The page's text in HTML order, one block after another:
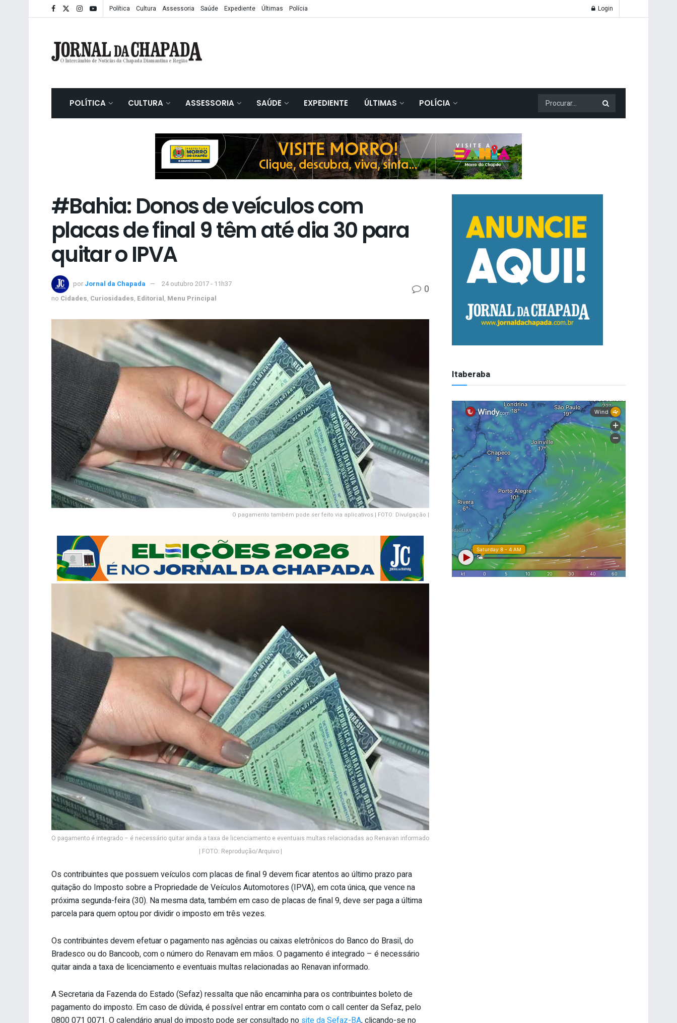
Política Cultura Assessoria Saúde Expediente Últimas Polícia Login
POLÍTICA CULTURA ASSESSORIA SAÚDE EXPEDIENTE ÚLTIMAS POLÍCIA
#Bahia: Donos de veículos com
placas de final 9 têm até dia 30 para
quitar o IPVA
por Jornal da Chapada
24 outubro 2017 - 11h37
no Cidades, Curiosidades, Editorial, Menu Principal
0
O pagamento também pode ser feito via aplicativos | FOTO: Divulgação |
O pagamento é integrado – é necessário quitar ainda a taxa de licenciamento e eventuais multas relacionadas ao Renavan informado
| FOTO: Reprodução/Arquivo |
Os contribuintes que possuem veículos com placas de final 9 devem ficar atentos ao último prazo para
quitação do Imposto sobre a Propriedade de Veículos Automotores (IPVA), em cota única, que vence na
próxima segunda-feira (30). Na mesma data, também em caso de placas de final 9, deve ser paga a última
parcela para quem optou por dividir o imposto em três vezes.
Os contribuintes devem efetuar o pagamento nas agências ou caixas eletrônicos do Banco do Brasil, do
Bradesco ou do Bancoob, com o número do Renavam em mãos. O pagamento é integrado – é necessário
quitar ainda a taxa de licenciamento e eventuais multas relacionadas ao Renavan informado.
A Secretaria da Fazenda do Estado (Sefaz) ressalta que não encaminha para os contribuintes boleto de
pagamento do imposto. Em caso de dúvida, é possível entrar em contato com o call center da Sefaz, pelo
0800 071 0071. O calendário anual do imposto pode ser consultado no site da Sefaz-BA, clicando-se no
Itaberaba